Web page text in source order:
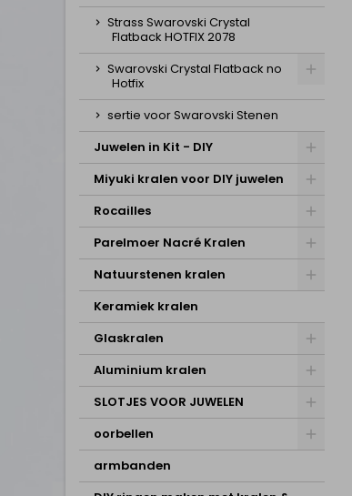
Strass Swarovski Crystal
Flatback HOTFIX 2078
Swarovski Crystal Flatback no
Hotfix
sertie voor Swarovski Stenen
Juwelen in Kit - DIY
Miyuki kralen voor DIY juwelen
Rocailles
Parelmoer Nacré Kralen
Natuurstenen kralen
Keramiek kralen
Glaskralen
Aluminium kralen
SLOTJES VOOR JUWELEN
oorbellen
armbanden